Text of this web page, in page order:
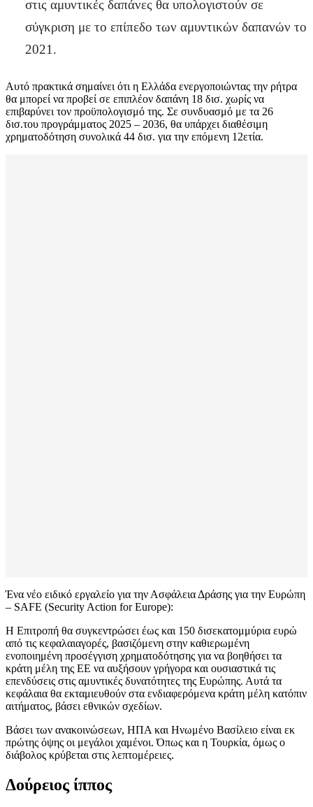
στις αμυντικές δαπάνες θα υπολογιστούν σε
σύγκριση με το επίπεδο των αμυντικών δαπανών το
2021.
Αυτό πρακτικά σημαίνει ότι η Ελλάδα ενεργοποιώντας την ρήτρα
θα μπορεί να προβεί σε επιπλέον δαπάνη 18 δισ. χωρίς να
επιβαρύνει τον προϋπολογισμό της. Σε συνδυασμό με τα 26
δισ.του προγράμματος 2025 – 2036, θα υπάρχει διαθέσιμη
χρηματοδότηση συνολικά 44 δισ. για την επόμενη 12ετία.
Ένα νέο ειδικό εργαλείο για την Ασφάλεια Δράσης για την Ευρώπη
– SAFE (Security Action for Europe):
Η Επιτροπή θα συγκεντρώσει έως και 150 δισεκατομμύρια ευρώ
από τις κεφαλαιαγορές, βασιζόμενη στην καθιερωμένη
ενοποιημένη προσέγγιση χρηματοδότησης για να βοηθήσει τα
κράτη μέλη της ΕΕ να αυξήσουν γρήγορα και ουσιαστικά τις
επενδύσεις στις αμυντικές δυνατότητες της Ευρώπης. Αυτά τα
κεφάλαια θα εκταμιευθούν στα ενδιαφερόμενα κράτη μέλη κατόπιν
αιτήματος, βάσει εθνικών σχεδίων.
Βάσει των ανακοινώσεων, ΗΠΑ και Ηνωμένο Βασίλειο είναι εκ
πρώτης όψης οι μεγάλοι χαμένοι. Όπως και η Τουρκία, όμως ο
διάβολος κρύβεται στις λεπτομέρειες.
Δούρειος ίππος